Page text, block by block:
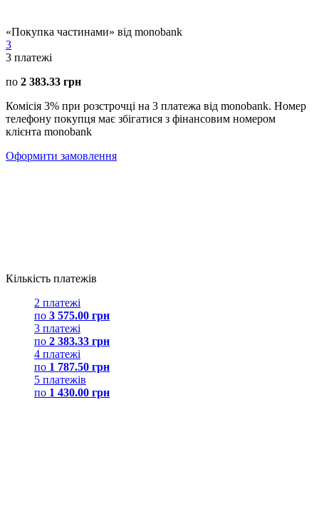
«Покупка частинами» від monobank
3
3 платежі
по 2 383.33 грн
Комісія 3% при розстрочці на 3 платежа від monobank. Номер
телефону покупця має збігатися з фінансовим номером
клієнта monobank
Оформити замовлення
Кількість платежів
2 платежі
по 3 575.00 грн
3 платежі
по 2 383.33 грн
4 платежі
по 1 787.50 грн
5 платежів
по 1 430.00 грн